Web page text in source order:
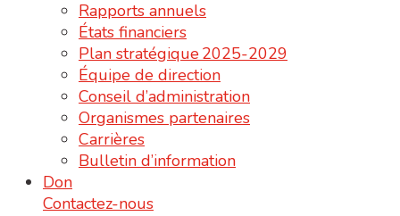
Rapports annuels
États financiers
Plan stratégique 2025-2029
Équipe de direction
Conseil d’administration
Organismes partenaires
Carrières
Bulletin d’information
Don
Contactez-nous